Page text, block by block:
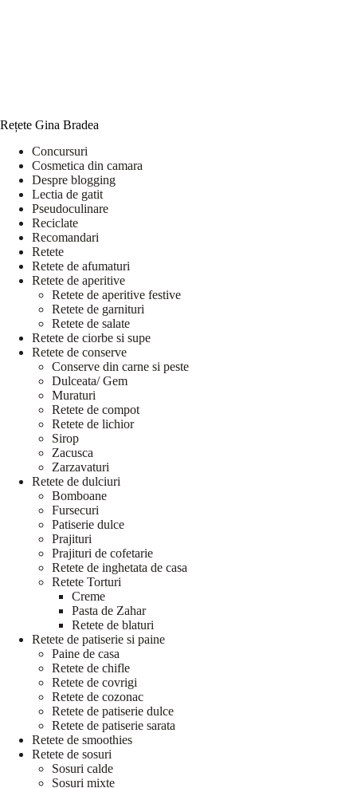
Rețete Gina Bradea
Concursuri
Cosmetica din camara
Despre blogging
Lectia de gatit
Pseudoculinare
Reciclate
Recomandari
Retete
Retete de afumaturi
Retete de aperitive
Retete de aperitive festive
Retete de garnituri
Retete de salate
Retete de ciorbe si supe
Retete de conserve
Conserve din carne si peste
Dulceata/ Gem
Muraturi
Retete de compot
Retete de lichior
Sirop
Zacusca
Zarzavaturi
Retete de dulciuri
Bomboane
Fursecuri
Patiserie dulce
Prajituri
Prajituri de cofetarie
Retete de inghetata de casa
Retete Torturi
Creme
Pasta de Zahar
Retete de blaturi
Retete de patiserie si paine
Paine de casa
Retete de chifle
Retete de covrigi
Retete de cozonac
Retete de patiserie dulce
Retete de patiserie sarata
Retete de smoothies
Retete de sosuri
Sosuri calde
Sosuri mixte